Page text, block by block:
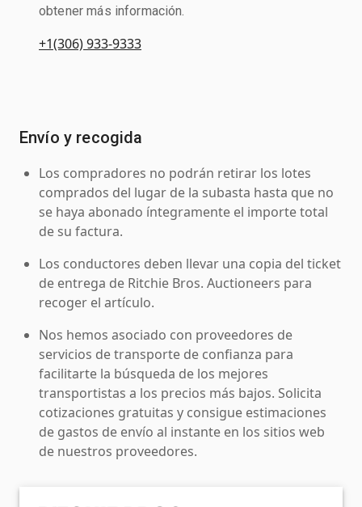
obtener más información.
+1(306) 933-9333
Envío y recogida
Los compradores no podrán retirar los lotes
comprados del lugar de la subasta hasta que no
se haya abonado íntegramente el importe total
de su factura.
Los conductores deben llevar una copia del ticket
de entrega de Ritchie Bros. Auctioneers para
recoger el artículo.
Nos hemos asociado con proveedores de
servicios de transporte de confianza para
facilitarte la búsqueda de los mejores
transportistas a los precios más bajos. Solicita
cotizaciones gratuitas y consigue estimaciones
de gastos de envío al instante en los sitios web
de nuestros proveedores.